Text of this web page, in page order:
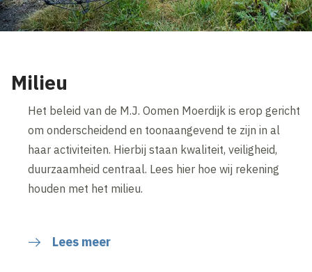
Milieu
Het beleid van de M.J. Oomen Moerdijk is erop gericht
om onderscheidend en toonaangevend te zijn in al
haar activiteiten. Hierbij staan kwaliteit, veiligheid,
duurzaamheid centraal. Lees hier hoe wij rekening
houden met het milieu.
Lees meer